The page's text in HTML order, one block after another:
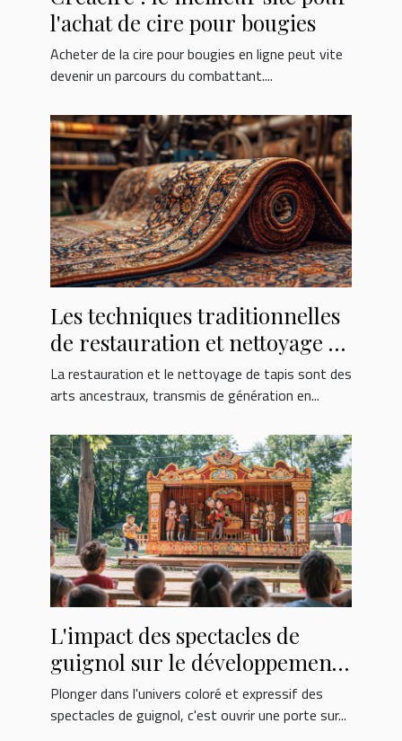
l'achat de cire pour bougies
Acheter de la cire pour bougies en ligne peut vite
devenir un parcours du combattant....
Les techniques traditionnelles
de restauration et nettoyage de
tapis
La restauration et le nettoyage de tapis sont des
arts ancestraux, transmis de génération en...
L'impact des spectacles de
guignol sur le développement
des enfants
Plonger dans l'univers coloré et expressif des
spectacles de guignol, c'est ouvrir une porte sur...